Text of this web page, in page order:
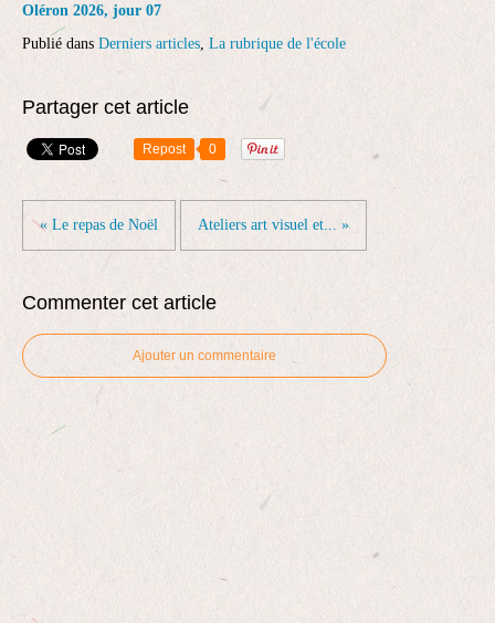
Oléron 2026, jour 07
Publié dans Derniers articles, La rubrique de l'école
Partager cet article
Repost 0
« Le repas de Noël Ateliers art visuel et... »
Commenter cet article
Ajouter un commentaire